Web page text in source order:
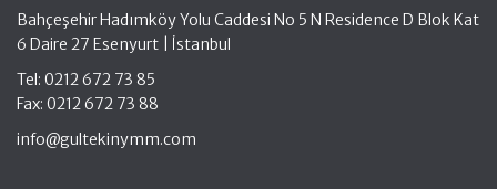
Bahçeşehir Hadımköy Yolu Caddesi No 5 N Residence D Blok Kat
6 Daire 27 Esenyurt | İstanbul
Tel: 0212 672 73 85
Fax: 0212 672 73 88
info@gultekinymm.com